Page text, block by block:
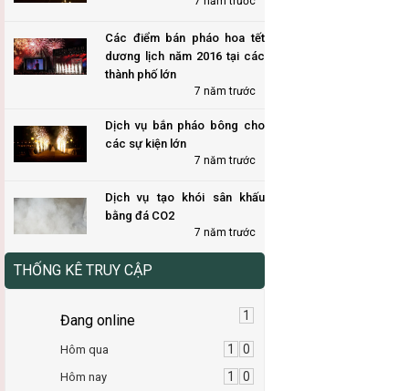
Các điểm bán pháo hoa tết
dương lịch năm 2016 tại các
thành phố lớn
7 năm trước
Dịch vụ bắn pháo bông cho
các sự kiện lớn
7 năm trước
Dịch vụ tạo khói sân khấu
bằng đá CO2
7 năm trước
THỐNG KÊ TRUY CẬP
Đang online 1
Hôm qua 1 0
Hôm nay 1 0